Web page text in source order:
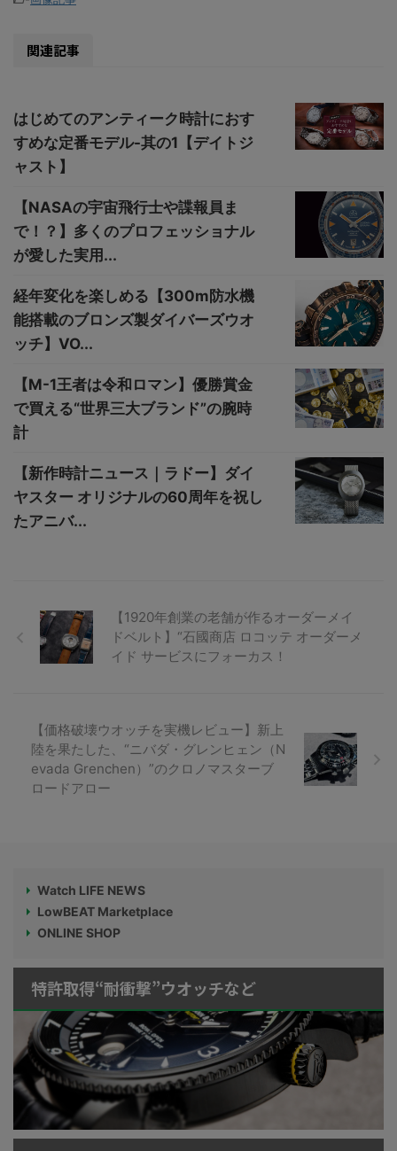
関連記事
はじめてのアンティーク時計におす
すめな定番モデル-其の1【デイトジ
ャスト】
【NASAの宇宙飛行士や諜報員ま
で！？】多くのプロフェッショナル
が愛した実用...
経年変化を楽しめる【300m防水機
能搭載のブロンズ製ダイバーズウオ
ッチ】VO...
【M-1王者は令和ロマン】優勝賞金
で買える“世界三大ブランド”の腕時
計
【新作時計ニュース｜ラドー】ダイ
ヤスター オリジナルの60周年を祝し
たアニバ...
【1920年創業の老舗が作るオーダーメイ
ドベルト】“石國商店 ロコッテ オーダーメ
イド サービスにフォーカス！
【価格破壊ウオッチを実機レビュー】新上
陸を果たした、“ニバダ・グレンヒェン（N
evada Grenchen）”のクロノマスターブ
ロードアロー
Watch LIFE NEWS
LowBEAT Marketplace
ONLINE SHOP
特許取得“耐衝撃”ウオッチなど